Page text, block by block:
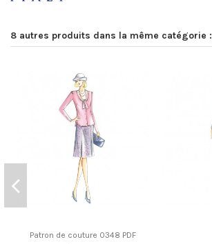
8 autres produits dans la même catégorie :
Patron de couture 0348 PDF